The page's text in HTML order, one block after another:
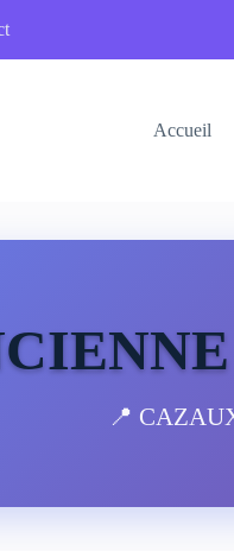
Accueil
📍